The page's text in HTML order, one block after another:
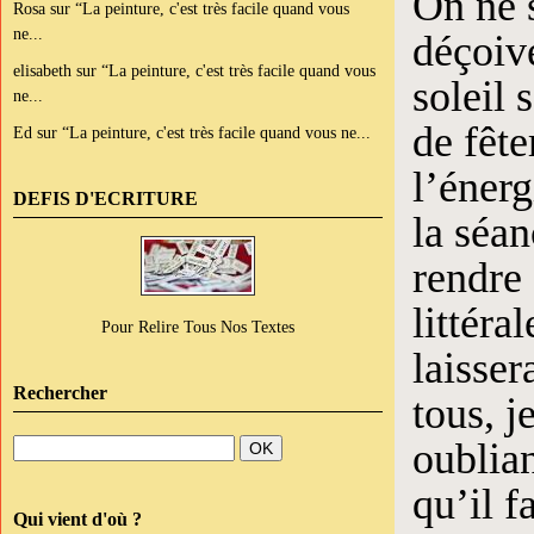
Rosa sur “La peinture, c'est très facile quand vous
ne...
elisabeth sur “La peinture, c'est très facile quand vous
ne...
Ed sur “La peinture, c'est très facile quand vous ne...
DEFIS D'ECRITURE
Pour Relire Tous Nos Textes
Rechercher
Qui vient d'où ?
soleil
de
la
rendre
tous,
qu’il